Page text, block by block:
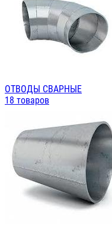
ОТВОДЫ СВАРНЫЕ
18 товаров